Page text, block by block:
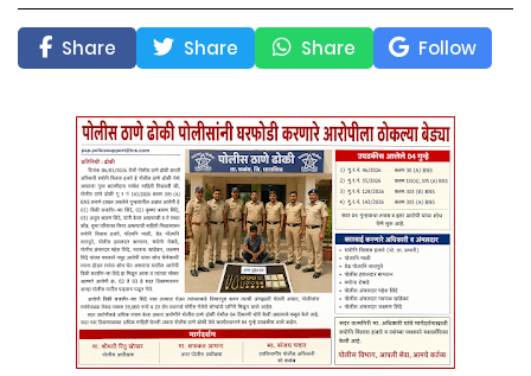
Share Share Share Follow